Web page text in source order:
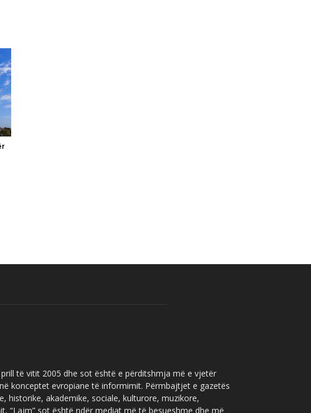
të vitit 2005 dhe sot është e përditshmja më e vjetër
konceptet evropiane të informimit. Përmbajtjet e gazetës
historike, akademike, sociale, kulturore, muzikore,
“Lajm” sot është ndër mediat më të besueshme dhe më